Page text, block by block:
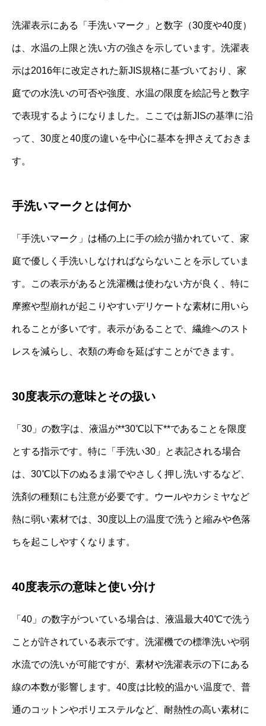
洗濯表示にある「手洗いマーク」と数字（30度や40度）
は、水温の上限と洗い方の強さを示しています。洗濯表
示は2016年に改定された新JIS規格に基づいており、家
庭での水洗いの可否や強度、水温の限度を絵記号と数字
で表現するようになりました。ここでは新JISの基準に沿
って、30度と40度の違いを中心に基本を押さえておきま
す。
手洗いマークとは何か
「手洗いマーク」は桶の上に手の絵が描かれていて、家
庭で優しく手洗いしなければならないことを示していま
す。この表示があると洗濯機は使わない方が良く、特に
摩擦や型崩れが起こりやすいデリケートな素材に用いら
れることが多いです。表示があることで、繊維へのスト
レスを減らし、衣類の寿命を延ばすことができます。
30度表示の意味とその扱い
「30」の数字は、液温が**30℃以下**であることを限度
とする指示です。特に「手洗い30」と表記される場合
は、30℃以下のぬるま湯でやさしく押し洗いするなど、
洗剤の種類にも注意が必要です。ウールやカシミヤなど
熱に弱い素材では、30度以上の温度で洗うと縮みや色落
ちを起こしやすくなります。
40度表示の意味と使い分け
「40」の数字がついている場合は、液温最大40℃で洗う
ことが許されている表示です。洗濯機での標準洗いや弱
水流での洗いが可能ですが、素材や洗濯表示の下にある
線の本数が影響します。40度は比較的温かい温度で、普
通のコットンやポリエステルなど、耐熱性の高い素材に